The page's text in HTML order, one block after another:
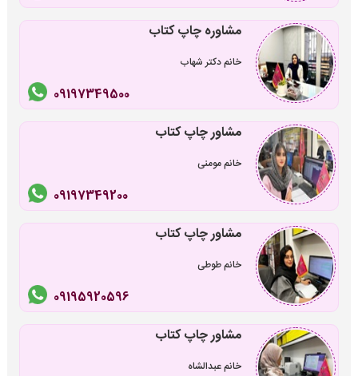
مشاوره چاپ کتاب
خانم دکتر شهاب
09197349500
مشاور چاپ کتاب
خانم مومنی
09197349200
مشاور چاپ کتاب
خانم طوطی
09195920596
مشاور چاپ کتاب
خانم عبدالشاه